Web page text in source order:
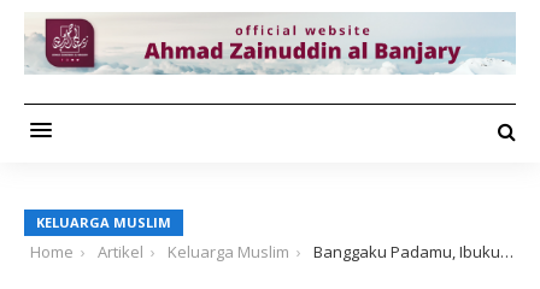
KELUARGA MUSLIM
Home Artikel Keluarga Muslim Banggaku Padamu, Ibuku…